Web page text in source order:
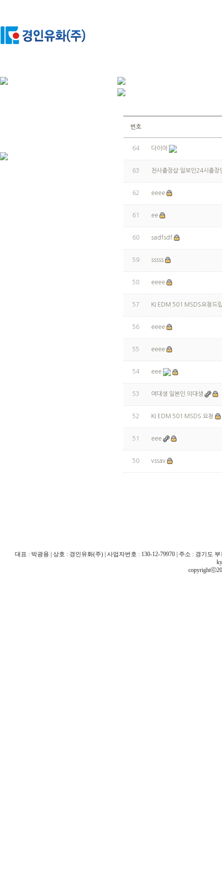
번호
64 다이아
63 천사출장샵 일보인24시출장
62 eeee
61 ee
60 sadfsdf
59 sssss
58 eeee
57 KI EDM 501 MSDS요청드
56 eeee
55 eeee
54 eee
53 여대생 일본인 의대생
52 KI EDM 501 MSDS 요청
51 eee
50 vssav
대표 : 박광용 | 상호 : 경인유화(주) | 사업자번호 : 130-12-79970 | 주소 : 경기도